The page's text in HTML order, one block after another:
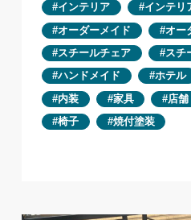
インテリア
インテリ
オーダーメイド
オー
スチールチェア
スチ
ハンドメイド
ホテル
内装
家具 店舗
椅子
焼付塗装